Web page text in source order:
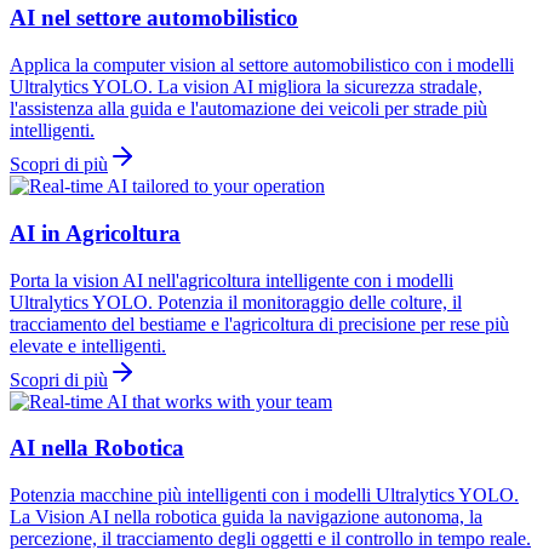
AI nel settore automobilistico
Applica la computer vision al settore automobilistico con i modelli
Ultralytics YOLO. La vision AI migliora la sicurezza stradale,
l'assistenza alla guida e l'automazione dei veicoli per strade più
intelligenti.
Scopri di più
AI in Agricoltura
Porta la vision AI nell'agricoltura intelligente con i modelli
Ultralytics YOLO. Potenzia il monitoraggio delle colture, il
tracciamento del bestiame e l'agricoltura di precisione per rese più
elevate e intelligenti.
Scopri di più
AI nella Robotica
Potenzia macchine più intelligenti con i modelli Ultralytics YOLO.
La Vision AI nella robotica guida la navigazione autonoma, la
percezione, il tracciamento degli oggetti e il controllo in tempo reale.